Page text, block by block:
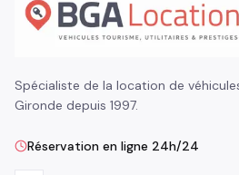
Spécialiste de la location de
Gironde depuis 1997.
Réservation en ligne 24h/24